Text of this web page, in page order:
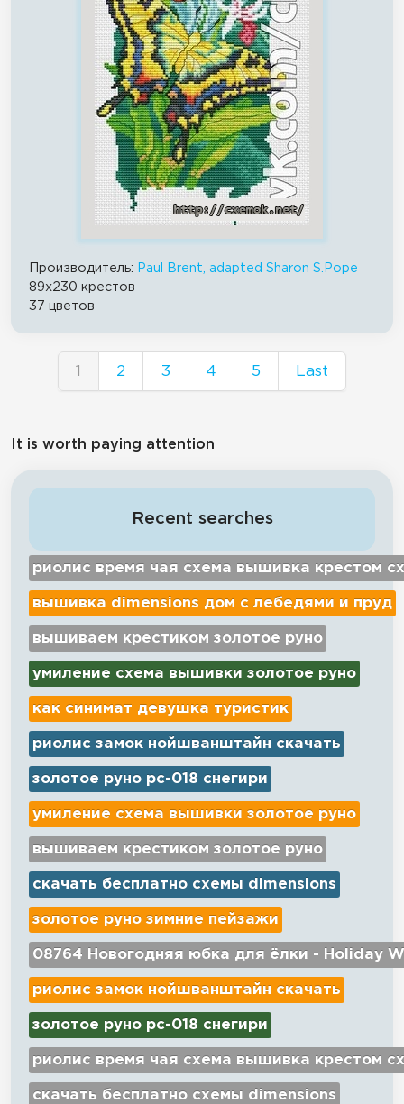
Производитель:
Paul Brent, adapted Sharon S.Pope
89x230 крестов
37 цветов
1 2 3 4 5 Last
It is worth paying attention
Recent searches
риолис время чая схема вышивка крестом
вышивка dimensions дом с лебедями и пруд
вышиваем крестиком золотое руно
умиление схема вышивки золотое руно
как синимат девушка туристик
риолис замок нойшванштайн скачать
золотое руно рс-018 снегири
умиление схема вышивки золотое руно
вышиваем крестиком золотое руно
скачать бесплатно схемы dimensions
золотое руно зимние пейзажи
08764 Новогодняя юбка для ёлки - Holiday
риолис замок нойшванштайн скачать
золотое руно рс-018 снегири
риолис время чая схема вышивка крестом
скачать бесплатно схемы dimensions